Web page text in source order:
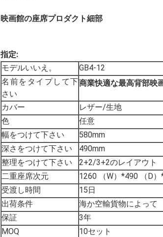
映画館の座席プロダクト細部
指定:
モデルいいえ。
GB4-12
名前をタイプして下
さい
商業快適な最高背部映
カバー
レザー/生地
色
任意
幅をつけて下さい
580mm
深さをつけて下さい
490mm
整理をつけて下さい
2+2/3+2のレイアウト
二重座席次元
1260 （W）*490 （D
受渡し時間
15日
出荷条件
海か空輸貨物によって
保証
3年
MOQ
10セット